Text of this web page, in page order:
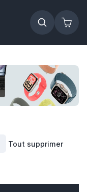
Tout supprimer